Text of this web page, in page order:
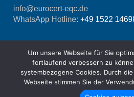
info@eurocert-eqc.de
WhatsApp Hotline: +49 1522
© Copyright 2021 - 2026 EUROCERT
Um unsere Webseite für Sie
fortlaufend verbessern zu
systembezogene Cookies. Durch
Webseite stimmen Sie der